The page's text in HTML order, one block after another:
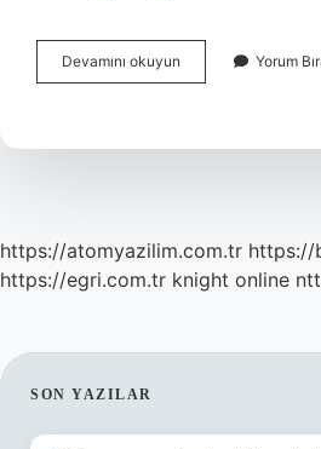
Devamını okuyun Defterini
Dürmek
Yorum
https://atomyazilim.com.tr https://
https://egri.com.tr knight online
SIDEBAR
SON YAZILAR